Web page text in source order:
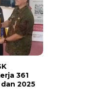
361
2025